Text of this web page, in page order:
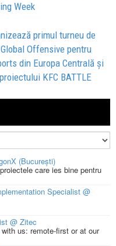
Week
primul turneu de
Offensive pentru
din Europa Centrală şi
KFC BATTLE
(București)
care ies bine pentru
Specialist @
@ Zitec
us: remote-first or at our